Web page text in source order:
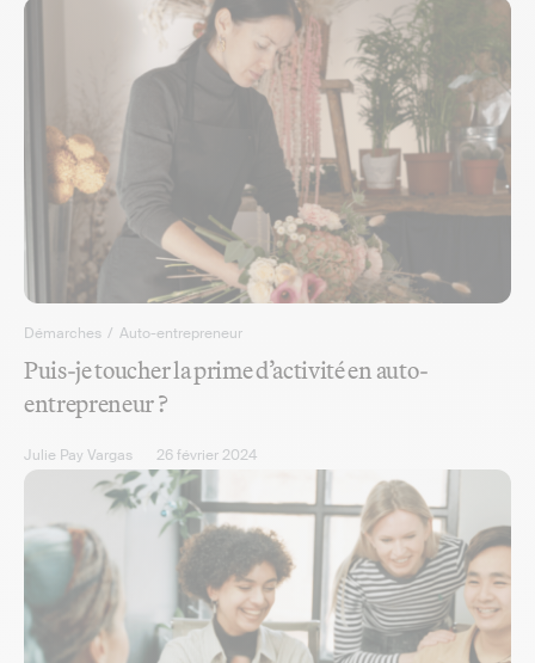
Démarches / Auto-entrepreneur
Puis-je toucher la prime d’activité en auto-
entrepreneur ?
Julie Pay Vargas 26 février 2024